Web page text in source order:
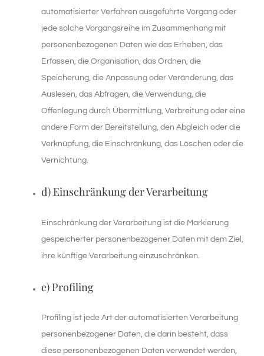
automatisierter Verfahren ausgeführte Vorgang oder
jede solche Vorgangsreihe im Zusammenhang mit
personenbezogenen Daten wie das Erheben, das
Erfassen, die Organisation, das Ordnen, die
Speicherung, die Anpassung oder Veränderung, das
Auslesen, das Abfragen, die Verwendung, die
Offenlegung durch Übermittlung, Verbreitung oder eine
andere Form der Bereitstellung, den Abgleich oder die
Verknüpfung, die Einschränkung, das Löschen oder die
Vernichtung.
d) Einschränkung der Verarbeitung
Einschränkung der Verarbeitung ist die Markierung
gespeicherter personenbezogener Daten mit dem Ziel,
ihre künftige Verarbeitung einzuschränken.
e) Profiling
Profiling ist jede Art der automatisierten Verarbeitung
personenbezogener Daten, die darin besteht, dass
diese personenbezogenen Daten verwendet werden,